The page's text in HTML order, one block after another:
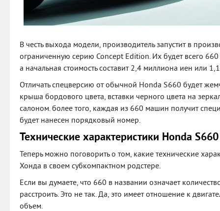
В честь выхода модели, производитель запустит в
ограниченную серию Concept Edition. Их будет всего
а начальная стоимость составит 2,4 миллиона иен или
Отличать спецверсию от обычной Honda S660 будет
крыша бордового цвета, вставки черного цвета на
салоном. более того, каждая из 660 машин получит
будет нанесен порядковый номер.
Технические характеристики Honda S660
Теперь можно поговорить о том, какие технические
Хонда в своем субкомпактном родстере.
Если вы думаете, что 660 в названии означает
расстроить. Это не так. Да, это имеет отношение к
объем.